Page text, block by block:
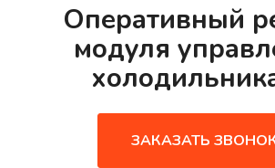
Оперативный
модуля
ЗАКАЗАТЬ